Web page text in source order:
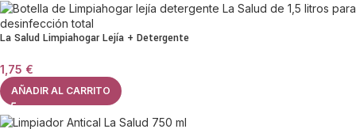
La Salud Limpiahogar Lejía + Detergente
1,75 €
AÑADIR AL CARRITO